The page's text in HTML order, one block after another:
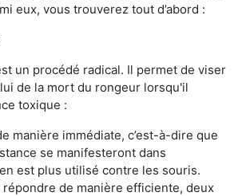
eux, vous trouverez tout d’abord :
un procédé radical. Il permet de viser
de la mort du rongeur lorsqu'il
toxique :
manière immédiate, c’est-à-dire que
se manifesteront dans
est plus utilisé contre les souris.
de manière efficiente, deux